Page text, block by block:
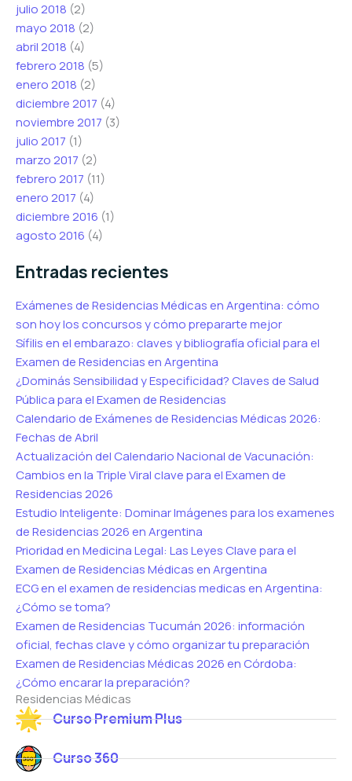
julio 2018 (2)
mayo 2018 (2)
abril 2018 (4)
febrero 2018 (5)
enero 2018 (2)
diciembre 2017 (4)
noviembre 2017 (3)
julio 2017 (1)
marzo 2017 (2)
febrero 2017 (11)
enero 2017 (4)
diciembre 2016 (1)
agosto 2016 (4)
Entradas recientes
Exámenes de Residencias Médicas en Argentina: cómo
son hoy los concursos y cómo prepararte mejor
Sífilis en el embarazo: claves y bibliografía oficial para el
Examen de Residencias en Argentina
¿Dominás Sensibilidad y Especificidad? Claves de Salud
Pública para el Examen de Residencias
Calendario de Exámenes de Residencias Médicas 2026:
Fechas de Abril
Actualización del Calendario Nacional de Vacunación:
Cambios en la Triple Viral clave para el Examen de
Residencias 2026
Estudio Inteligente: Dominar Imágenes para los examenes
de Residencias 2026 en Argentina
Prioridad en Medicina Legal: Las Leyes Clave para el
Examen de Residencias Médicas en Argentina
ECG en el examen de residencias medicas en Argentina:
¿Cómo se toma?
Examen de Residencias Tucumán 2026: información
oficial, fechas clave y cómo organizar tu preparación
Examen de Residencias Médicas 2026 en Córdoba:
¿Cómo encarar la preparación?
Residencias Médicas
Curso Premium Plus
Curso 360